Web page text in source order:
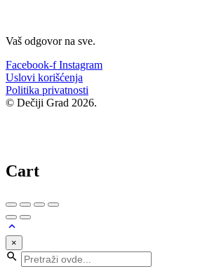
Vaš odgovor na sve.
Facebook-f Instagram
Uslovi korišćenja
Politika privatnosti
© Dečiji Grad 2026.
Cart
×